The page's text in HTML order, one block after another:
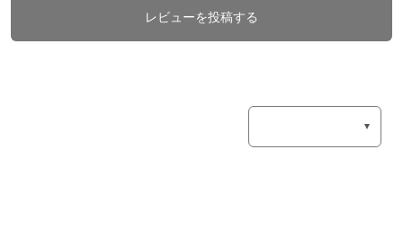
レビューを投稿する